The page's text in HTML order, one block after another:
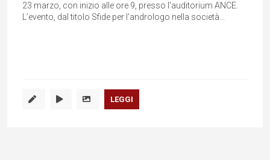
23 marzo, con inizio alle ore 9, presso l'auditorium ANCE.
L’evento, dal titolo Sfide per l'andrologo nella società...
LEGGI